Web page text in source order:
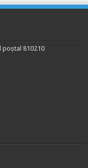
poștal 810210